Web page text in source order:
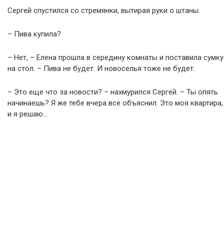
Сергей спустился со стремянки, вытирая руки о штаны.
– Пива купила?
– Нет, – Елена прошла в середину комнаты и поставила сумку
на стол. – Пива не будет. И новоселья тоже не будет.
– Это еще что за новости? – нахмурился Сергей. – Ты опять
начинаешь? Я же тебе вчера все объяснил. Это моя квартира,
и я решаю…